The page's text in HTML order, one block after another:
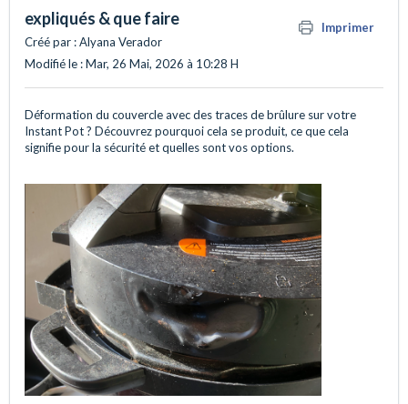
expliqués & que faire
Imprimer
Créé par : Alyana Verador
Modifié le : Mar, 26 Mai, 2026 à 10:28 H
Déformation du couvercle avec des traces de brûlure sur votre
Instant Pot ? Découvrez pourquoi cela se produit, ce que cela
signifie pour la sécurité et quelles sont vos options.